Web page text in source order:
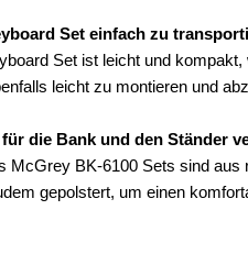
Set einfach zu
Set ist leicht und
leicht zu montieren und
die Bank und den Ständer
McGrey BK-6100 Sets sind
gepolstert, um einen